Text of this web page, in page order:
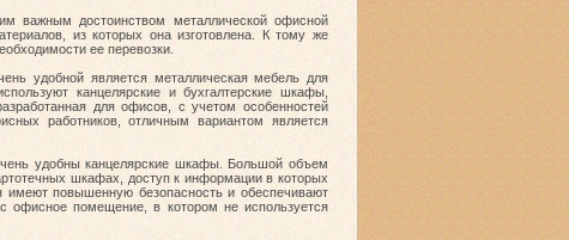
важным достоинством металлической офисной
из которых она изготовлена. К тому же
ее перевозки.
удобной является металлическая мебель для
канцелярские и бухгалтерские шкафы,
для офисов, с учетом особенностей
работников, отличным вариантом является
удобны канцелярские шкафы. Большой объем
шкафах, доступ к информации в которых
имеют повышенную безопасность и обеспечивают
офисное помещение, в котором не используется